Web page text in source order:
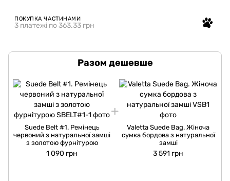
ПОКУПКА ЧАСТИНАМИ
3 платежі по 363.33 грн
Разом дешевше
Suede Belt #1. Ремінець
червоний з натуральної замші
з золотою фурнітурою
1 090 грн
Valetta Suede Bag. Жіноча
сумка бордова з натуральної
замші
3 591 грн